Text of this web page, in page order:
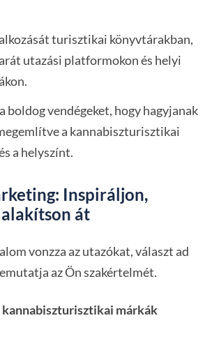
turisztikai könyvtárakban,
utazási platformokon és helyi
boldog vendégeket, hogy hagyjanak
a kannabiszturisztikai
a helyszínt.
Inspiráljon,
át
vonzza az utazókat, választ ad
az Ön szakértelmét.
márkák